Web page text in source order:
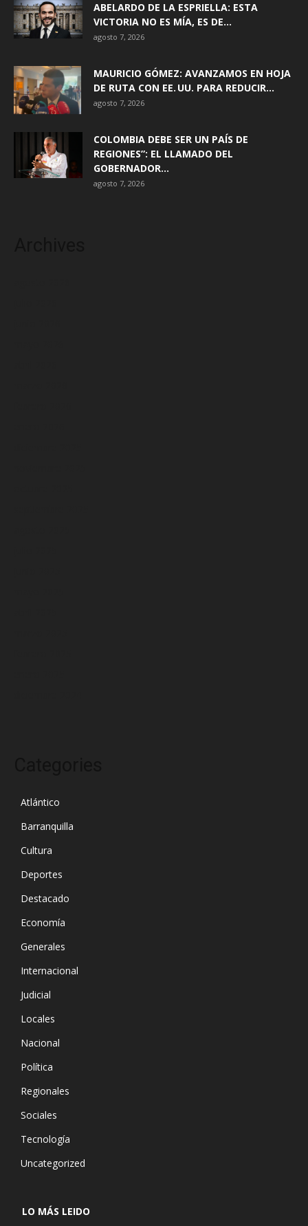
ABELARDO DE LA ESPRIELLA: ESTA
VICTORIA NO ES MÍA, ES DE...
agosto 7, 2026
MAURICIO GÓMEZ: AVANZAMOS EN HOJA
DE RUTA CON EE. UU. PARA REDUCIR...
agosto 7, 2026
COLOMBIA DEBE SER UN PAÍS DE
REGIONES”: EL LLAMADO DEL
GOBERNADOR...
agosto 7, 2026
Atlántico
Barranquilla
Cultura
Deportes
Destacado
Economía
Generales
Internacional
Judicial
Locales
Nacional
Política
Regionales
Sociales
Tecnología
Uncategorized
LO MÁS LEIDO